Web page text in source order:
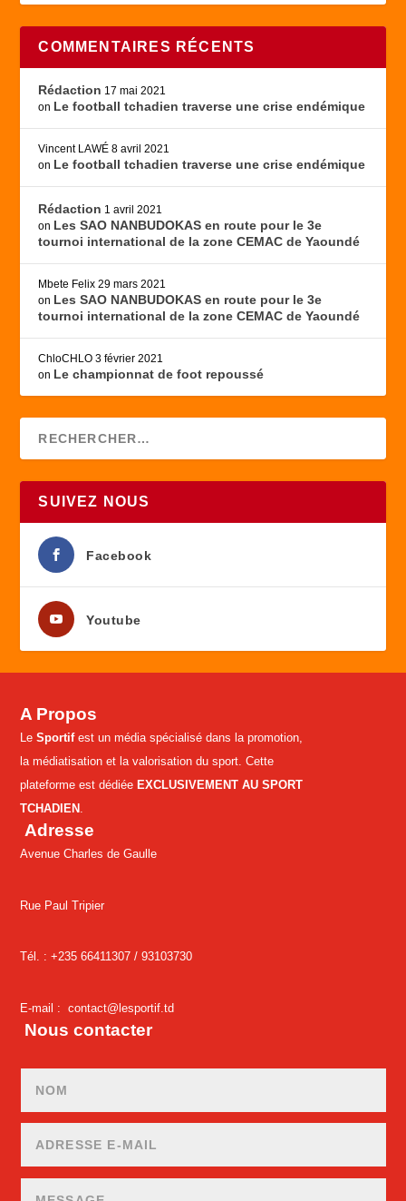
COMMENTAIRES RÉCENTS
Rédaction 17 mai 2021
on Le football tchadien traverse une crise endémique
Vincent LAWÉ 8 avril 2021
on Le football tchadien traverse une crise endémique
Rédaction 1 avril 2021
on Les SAO NANBUDOKAS en route pour le 3e
tournoi international de la zone CEMAC de Yaoundé
Mbete Felix 29 mars 2021
on Les SAO NANBUDOKAS en route pour le 3e
tournoi international de la zone CEMAC de Yaoundé
ChloCHLO 3 février 2021
on Le championnat de foot repoussé
SUIVEZ NOUS
Facebook
Youtube
A Propos
LeSportifest un média spécialisé dans la promotion,
la médiatisation et la valorisation du sport. Cette
plateforme est dédiée EXCLUSIVEMENT AU SPORT
TCHADIEN .
Adresse
Avenue Charles de Gaulle
Rue Paul Tripier
Tél. : +235 66411307 /93103730
E-mail :contact@lesportif.td
Nous contacter